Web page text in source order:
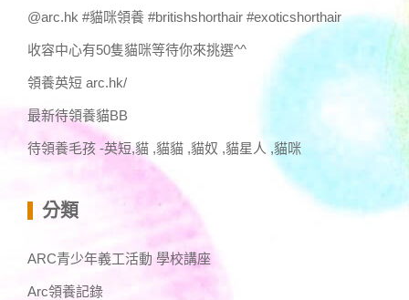
@arc.hk #貓咪領養 #britishshorthair #exoticshorthair
收容中心有50隻貓咪等待你來挑選^^
領養英短 arc.hk/
最新待領養貓BB
待領養毛孩 -英短,貓 ,貓貓 ,貓奴 ,貓星人 ,貓咪
分類
ARC青少年義工活動 學校講座
Arc領養記錄